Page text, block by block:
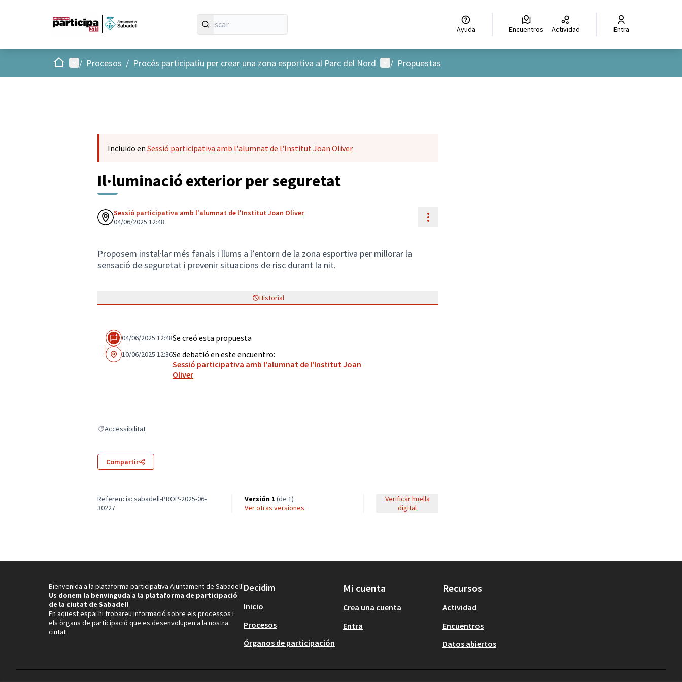
Ayuda Encuentros Actividad Entra
InicioMenú principal
/ Procesos / Procés participatiu per crear una zona esportiva al Parc del Nord Menú de usuario
/ Propuestas
Incluido en Sessió participativa amb l'alumnat de l'Institut Joan Oliver
Il·luminació exterior per seguretat
Sessió participativa amb l'alumnat de l'Institut Joan Oliver
04/06/2025 12:48
Controles de recursos
Proposem instal·lar més fanals i llums a l’entorn de la zona esportiva per millorar la
sensació de seguretat i prevenir situacions de risc durant la nit.
Historial
04/06/2025 12:48Se creó esta propuesta
10/06/2025 12:36Se debatió en este encuentro:
Sessió participativa amb l'alumnat de l'Institut Joan
Oliver
Resultados al filtrar por: Accessibilitat
Accessibilitat
Compartir
Referencia: sabadell-PROP-2025-06-
30227
Versión 1(de 1)
ver otras versiones
Verificar huella
digital
Bienvenida a la plataforma participativa Ajuntament de Sabadell.
Us donem la benvinguda a la plataforma de participació
de la ciutat de Sabadell
En aquest espai hi trobareu informació sobre els processos i
els òrgans de participació que es desenvolupen a la nostra
ciutat
Decidim
Inicio
Procesos
Órganos de participación
Mi cuenta
Crea una cuenta
Entra
Recursos
Actividad
Encuentros
Datos abiertos